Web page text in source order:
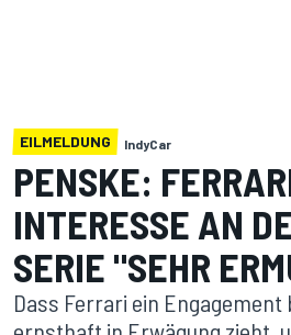
EILMELDUNG IndyCar
PENSKE:
INTERESSE AN
SERIE "SEHR
Dass Ferrari ein Engagement